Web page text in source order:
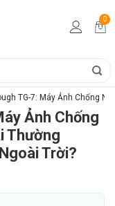
0
TG-7: Máy Ảnh Chống
Ảnh Chống
Thường
Trời?